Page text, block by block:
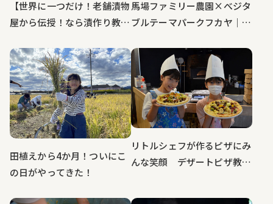
【世界に一つだけ！老舗漬物
屋から伝授！なら漬作り教室
馬場ファミリー農園×べジタ
ブルテーマパークフカヤ｜深
オーナー２回目～最終回
田植えから4か月！ついにこ
の日がやってきた！
リトルシェフが作るピザにみ
んな笑顔 デザートピザ教室